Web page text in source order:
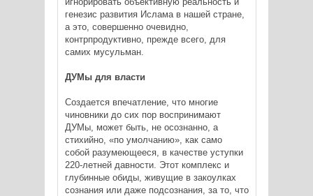
генезис развития Ислама в нашей стране,
а это, совершенно очевидно,
контрпродуктивно, прежде всего, для
самих мусульман.
ДУМы для власти
Создается впечатление, что многие
чиновники до сих пор воспринимают
ДУМы, может быть, не осознанно, а
стихийно, «по умолчанию», как само
собой разумеющееся, в качестве уступки
220-летней давности. Этот комплекс и
глубинные обиды, живущие в закоулках
сознания или даже подсознания, за то, что